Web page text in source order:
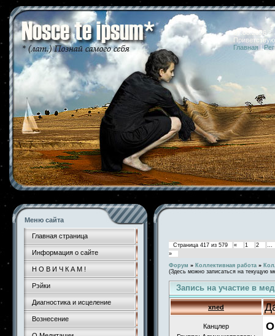
07.08.2026
Главная |
Меню сайта
Главная страница
Информация о сайте
Н О В И Ч К А М !
Рэйки
Диагностика и исцеление
Вознесение
Страница 417 из 579 « 1 2
…
»
Форум » Коллективная работа »
(Здесь можно записаться на текущую
Запись на участие в
xned
Канцлер
О